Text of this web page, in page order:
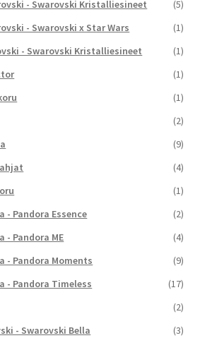
- Swarovski Kristalliesineet
(5)
- Swarovski x Star Wars
(1)
- Swarovski Kristalliesineet
(1)
(1)
(1)
(2)
(9)
(4)
(1)
- Pandora Essence
(2)
- Pandora ME
(4)
- Pandora Moments
(9)
- Pandora Timeless
(17)
(2)
- Swarovski Bella
(3)